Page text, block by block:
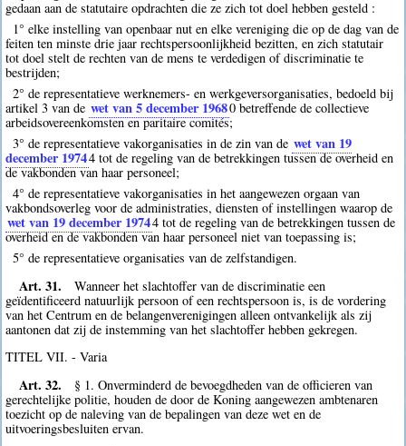
gedaan aan de statutaire opdrachten die ze zich tot doel hebben gesteld :
1° elke instelling van openbaar nut en elke vereniging die op de dag van de
feiten ten minste drie jaar rechtspersoonlijkheid bezitten, en zich statutair
tot doel stelt de rechten van de mens te verdedigen of discriminatie te
bestrijden;
2° de representatieve werknemers- en werkgeversorganisaties, bedoeld bij
artikel 3 van de wet van 5 december 19680 betreffende de collectieve
arbeidsovereenkomsten en paritaire comités;
3° de representatieve vakorganisaties in de zin van de wet van 19
december 19744 tot de regeling van de betrekkingen tussen de overheid en
de vakbonden van haar personeel;
4° de representatieve vakorganisaties in het aangewezen orgaan van
vakbondsoverleg voor de administraties, diensten of instellingen waarop de
wet van 19 december 19744 tot de regeling van de betrekkingen tussen de
overheid en de vakbonden van haar personeel niet van toepassing is;
5° de representatieve organisaties van de zelfstandigen.
Art. 31.
Wanneer het slachtoffer van de discriminatie een
geïdentificeerd natuurlijk persoon of een rechtspersoon is, is de vordering
van het Centrum en de belangenverenigingen alleen ontvankelijk als zij
aantonen dat zij de instemming van het slachtoffer hebben gekregen.
TITEL VII. - Varia
Art. 32.
§ 1. Onverminderd de bevoegdheden van de officieren van
gerechtelijke politie, houden de door de Koning aangewezen ambtenaren
toezicht op de naleving van de bepalingen van deze wet en de
uitvoeringsbesluiten ervan.